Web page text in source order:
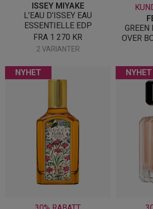
ISSEY MIYAKE
L’EAU D’ISSEY EAU
ESSENTIELLE EDP
FRA 1 270 KR
2 VARIANTER
GREEN
OVER
NYHET NYHET